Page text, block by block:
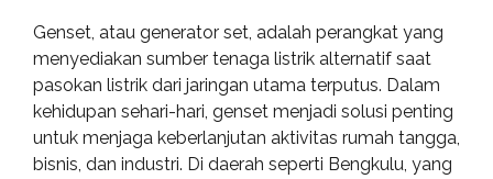
Genset, atau generator set, adalah perangkat yang
menyediakan sumber tenaga listrik alternatif saat
pasokan listrik dari jaringan utama terputus. Dalam
kehidupan sehari-hari, genset menjadi solusi penting
untuk menjaga keberlanjutan aktivitas rumah tangga,
bisnis, dan industri. Di daerah seperti Bengkulu, yang